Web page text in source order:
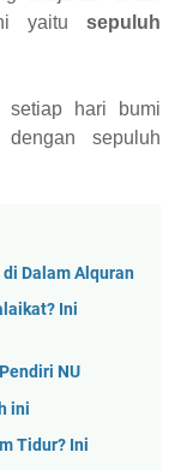
yaitu sepuluh
setiap hari bumi
sepuluh
Dalam Alquran
Ini
NU
ini
Tidur? Ini